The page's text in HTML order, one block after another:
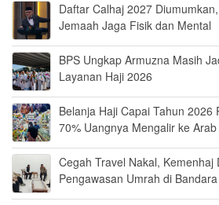
Daftar Calhaj 2027
Jemaah Jaga Fisik dan Mental
BPS Ungkap Armuzna Masih
Layanan Haji 2026
Belanja Haji Capai Tahun 2026
70% Uangnya Mengalir ke
Cegah Travel Nakal, Kemenhaj
Pengawasan Umrah di